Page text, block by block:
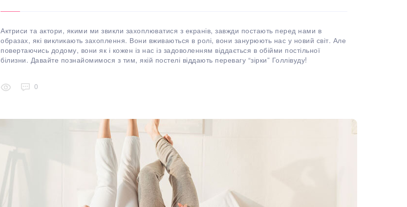
Актриси та актори, якими ми звикли захоплюватися з екранів, завжди постають перед нами в
образах, які викликають захоплення. Вони вживаються в ролі, вони занурюють нас у новий світ. Але
повертаючись додому, вони як і кожен із нас із задоволенням віддається в обійми постільної
білизни. Давайте познайомимося з тим, якій постелі віддають перевагу “зірки” Голлівуду!
0